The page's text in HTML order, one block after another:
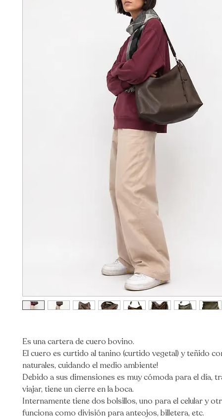
Es una cartera de cuero bovino.
El cuero es curtido al tanino (curtido vegetal) y teñido
naturales, cuidando el medio ambiente!
Debido a sus dimensiones es muy cómoda para el día,
viajar, tiene un cierre en la boca.
Internamente tiene dos bolsillos, uno para el celular y
funciona como división para anteojos, billetera, etc.